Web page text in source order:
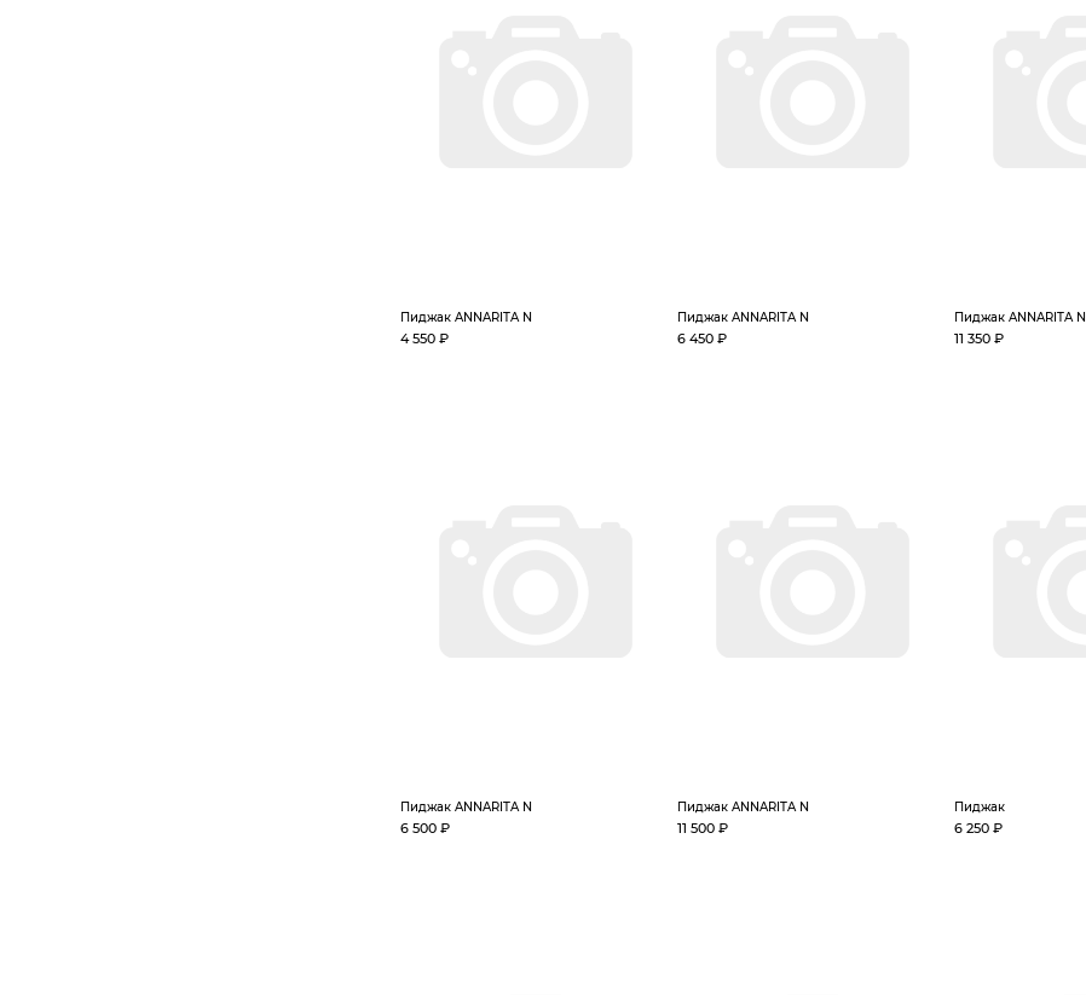
Пиджак ANNARITA N
4 550 ₽
Пиджак ANNARITA N
6 450 ₽
Пиджак ANNARITA N
11 350 ₽
Пиджак ANNARITA N
6 500 ₽
Пиджак ANNARITA N
11 500 ₽
Пиджак
6 250 ₽